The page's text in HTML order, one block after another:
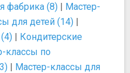
фабрика (8) | Мастер-
для детей (14) |
| Кондитерские
классы по
| Мастер-классы для